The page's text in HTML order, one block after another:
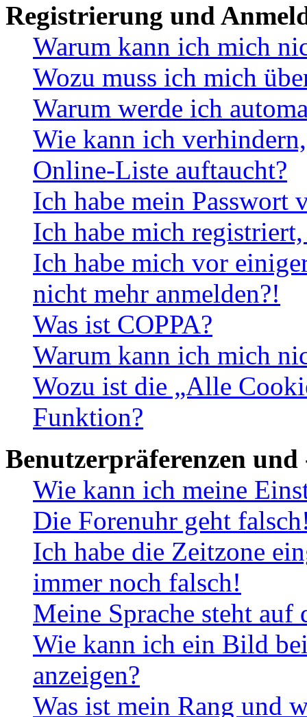
Registrierung und
Warum kann ich mich
Wozu muss ich mich
Warum werde ich
Wie kann ich
Online-Liste auftaucht?
Ich habe mein Passwort
Ich habe mich
Ich habe mich vor
nicht mehr anmelden?!
Was ist COPPA?
Warum kann ich mich
Wozu ist die „Alle
Funktion?
Benutzerpräferenzen und
Wie kann ich meine
Die Forenuhr geht
Ich habe die Zeitzone
immer noch falsch!
Meine Sprache steht
Wie kann ich ein Bild
anzeigen?
Was ist mein Rang und